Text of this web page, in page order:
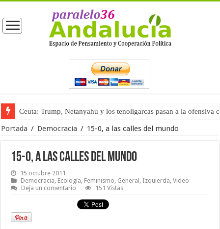
Ceuta: Trump, Netanyahu y los tenoligarcas pasan a la ofensiva
La masificación turística (tercera parte)
Portada / Democracia / 15-0, a las calles del mundo
15-0, a las calles del mundo
15 octubre 2011
Democracia, Ecología, Feminismo, General , Izquierda,Video
Deja un comentario
151 Vistas